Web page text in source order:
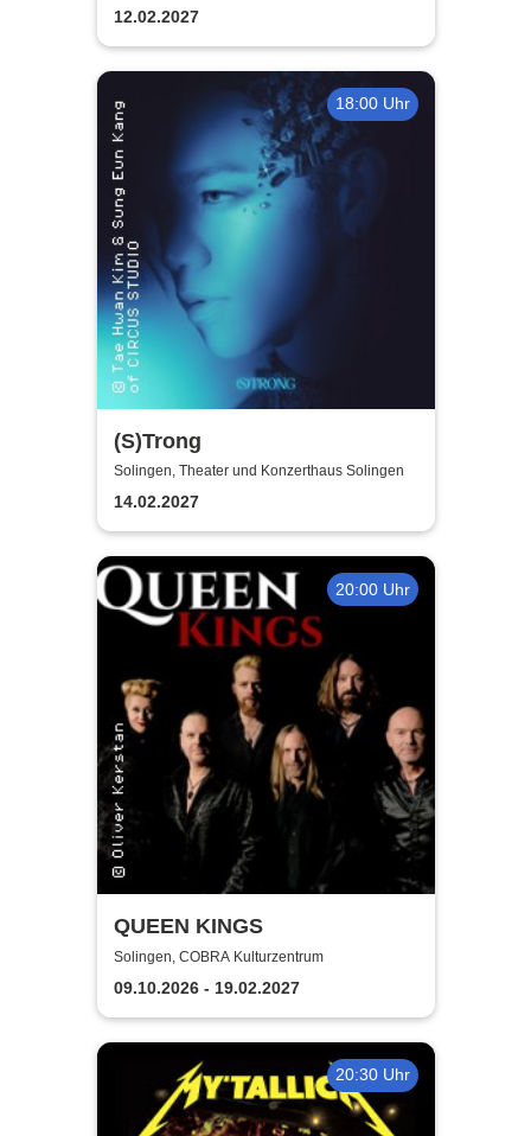
12.02.2027
18:00 Uhr
(S)Trong
Solingen, Theater und Konzerthaus Solingen
14.02.2027
20:00 Uhr
QUEEN KINGS
Solingen, COBRA Kulturzentrum
09.10.2026 - 19.02.2027
20:30 Uhr